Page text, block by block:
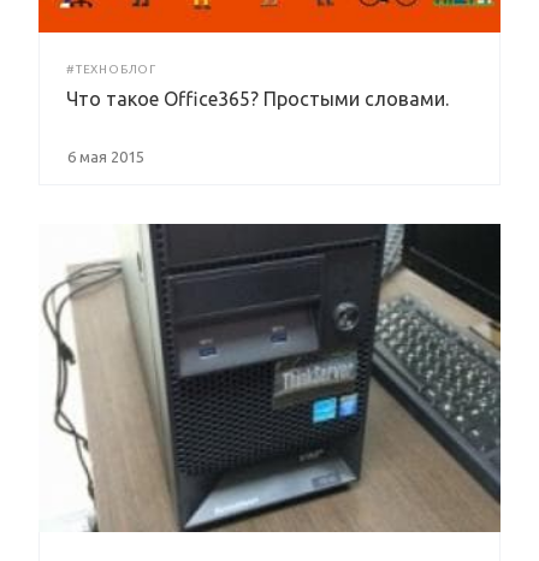
#ТЕХНОБЛОГ
Что такое Office365? Простыми словами.
6 мая 2015